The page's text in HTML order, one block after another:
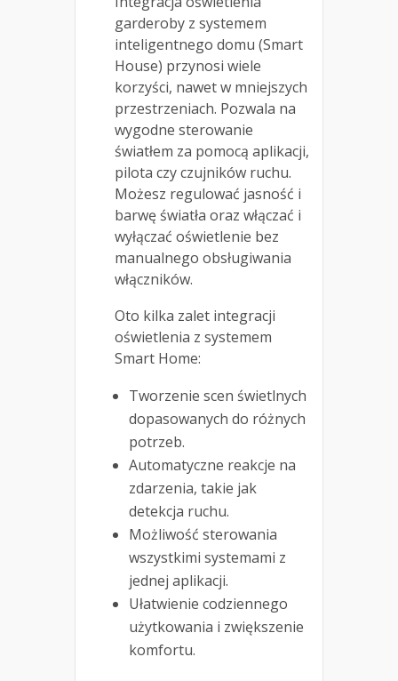
garderoby z systemem
inteligentnego domu (Smart
House) przynosi wiele
korzyści, nawet w mniejszych
przestrzeniach. Pozwala na
wygodne sterowanie
światłem za pomocą aplikacji,
pilota czy czujników ruchu.
Możesz regulować jasność i
barwę światła oraz włączać i
wyłączać oświetlenie bez
manualnego obsługiwania
włączników.
Oto kilka zalet integracji
oświetlenia z systemem
Smart Home:
Tworzenie scen świetlnych
dopasowanych do różnych
potrzeb.
Automatyczne reakcje na
zdarzenia, takie jak
detekcja ruchu.
Możliwość sterowania
wszystkimi systemami z
jednej aplikacji.
Ułatwienie codziennego
użytkowania i zwiększenie
komfortu.